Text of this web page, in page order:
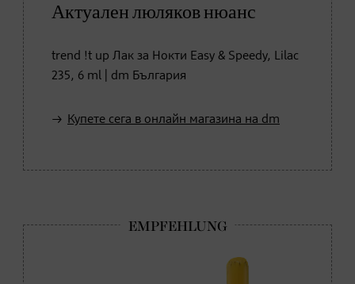
Актуален люляков нюанс
trend !t up Лак за Нокти Easy & Speedy, Lilac
235, 6 ml | dm България
Купете сега в онлайн магазина на dm